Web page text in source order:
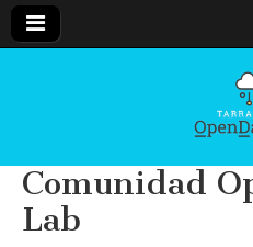
Data
Comunidad
Lab